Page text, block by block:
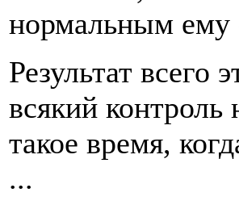
нормальным ему
Результат всего
всякий
такое время,
...